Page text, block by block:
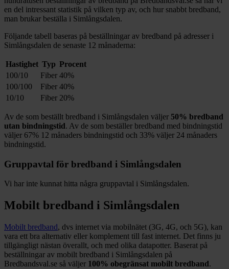
en del intressant statistik på vilken typ av, och hur snabbt bredband,
man brukar beställa i Simlångsdalen.
Följande tabell baseras på beställningar av bredband på adresser i
Simlångsdalen de senaste 12 månaderna:
Hastighet Typ Procent
100/10
Fiber 40%
100/100
Fiber 40%
10/10
Fiber 20%
Av de som beställt bredband i Simlångsdalen väljer 50% bredband
utan bindningstid. Av de som beställer bredband med bindningstid
väljer 67% 12 månaders bindningstid och 33% väljer 24 månaders
bindningstid.
Gruppavtal för bredband i Simlångsdalen
Vi har inte kunnat hitta några gruppavtal i Simlångsdalen.
Mobilt bredband i Simlångsdalen
Mobilt bredband, dvs internet via mobilnätet (3G, 4G, och 5G), kan
vara ett bra alternativ eller komplement till fast internet. Det finns ju
tillgängligt nästan överallt, och med olika datapotter. Baserat på
beställningar av mobilt bredband i Simlångsdalen på
Bredbandsval.se så väljer 100% obegränsat mobilt bredband.